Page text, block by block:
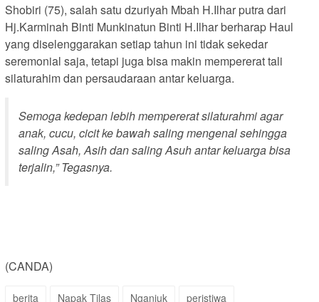
Shobiri (75), salah satu dzuriyah Mbah H.Ilhar putra dari
Hj.Karminah Binti Munkinatun Binti H.Ilhar berharap Haul
yang diselenggarakan setiap tahun ini tidak sekedar
seremonial saja, tetapi juga bisa makin mempererat tali
silaturahim dan persaudaraan antar keluarga.
Semoga kedepan lebih mempererat silaturahmi agar
anak, cucu, cicit ke bawah saling mengenal sehingga
saling Asah, Asih dan saling Asuh antar keluarga bisa
terjalin,” Tegasnya.
(CANDA)
berita Napak Tilas Nganjuk peristiwa